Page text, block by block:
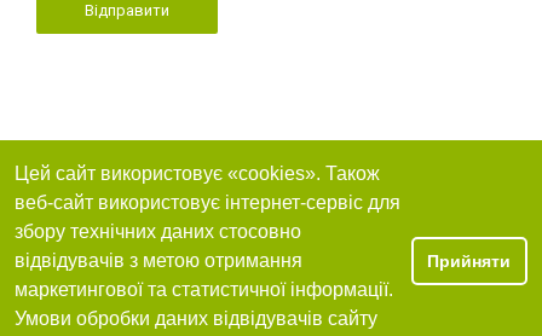
Відправити
Цей сайт використовує «cookies». Також
веб-сайт використовує інтернет-сервіс для
збору технічних даних стосовно
відвідувачів з метою отримання
маркетингової та статистичної інформації.
Умови обробки даних відвідувачів сайту
Прийняти